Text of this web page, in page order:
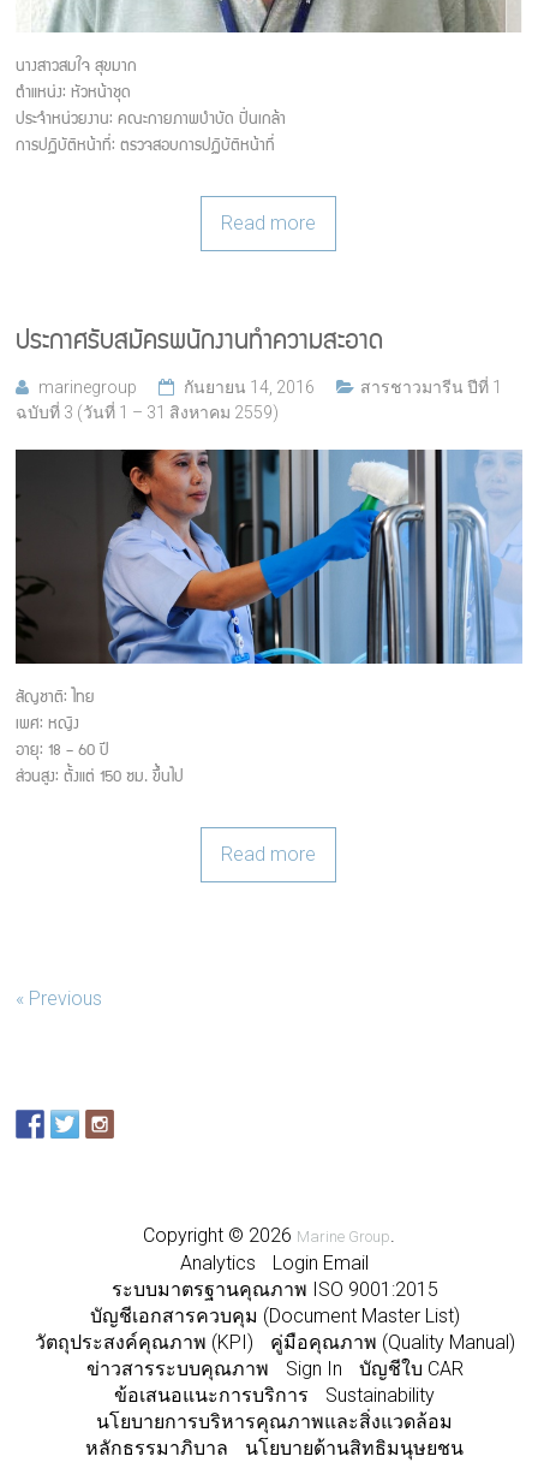
นางสาวสมใจ สุขมาก
ตำแหน่ง: หัวหน้าชุด
ประจำหน่วยงาน: คณะกายภาพบำบัด ปิ่นเกล้า
การปฏิบัติหน้าที่: ตรวจสอบการปฏิบัติหน้าที่
Read more
ประกาศรับสมัครพนักงานทำความสะอาด
marinegroup กันยายน 14, 2016
สารชาวมารีน ปีที่ 1
ฉบับที่ 3 (วันที่ 1 – 31 สิงหาคม 2559)
สัญชาติ: ไทย
เพศ: หญิง
อายุ: 18 – 60 ปี
ส่วนสูง: ตั้งแต่ 150 ซม. ขึ้นไป
Read more
« Previous
Copyright © 2026 Marine Group
Analytics
Login Email
ระบบมาตรฐานคุณภาพ ISO 9001:2015
บัญชีเอกสารควบคุม (Document Master List)
วัตถุประสงค์คุณภาพ (KPI)
คู่มือคุณภาพ (Quality Manual)
ข่าวสารระบบคุณภาพ
Sign In
บัญชีใบ CAR
ข้อเสนอแนะการบริการ
Sustainability
นโยบายการบริหารคุณภาพและสิ่งแวดล้อม
หลักธรรมาภิบาล
นโยบายด้านสิทธิมนุษยชน